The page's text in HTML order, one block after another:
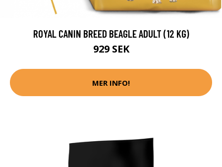
ROYAL CANIN BREED BEAGLE ADULT (12 KG)
929 SEK
MER INFO!